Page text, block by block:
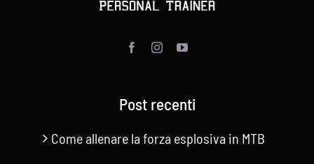
Post recenti
Come allenare la forza esplosiva in MTB